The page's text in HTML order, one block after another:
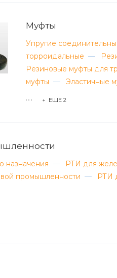
Муфты
Упругие
торроидальные —
Резиновые муфты для
муфты — Эластичные
+ ЕЩЕ 2
назначения —
РТИ для
промышленности —
РТИ